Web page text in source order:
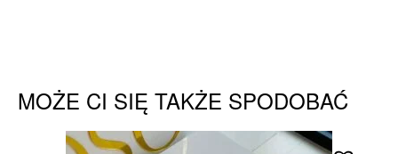
MOŻE CI SIĘ TAKŻE SPODOBAĆ